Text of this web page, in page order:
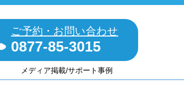
ご予約・お問い合わせ
0877-85-3015
メディア掲載/サポート事例